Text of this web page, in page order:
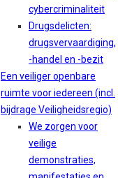
cybercriminaliteit
Drugsdelicten:
drugsvervaardiging,
-handel en -bezit
Een veiliger openbare
ruimte voor iedereen (incl.
bijdrage Veiligheidsregio)
We zorgen voor
veilige
demonstraties,